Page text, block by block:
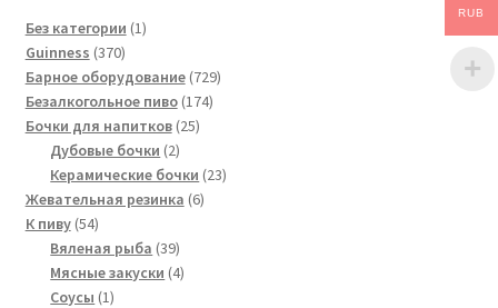
Без категории 11
Guinness 370370
товаров
Барное оборудование 729729
Безалкогольное пиво 174174
Бочки для напитков 2525
Дубовые бочки 22
товара
Керамические бочки 2323
Жевательная резинка 66
К пиву 5454
товара
Вяленая рыба 3939
товаров
Мясные закуски 44
Соусы 11
RUB